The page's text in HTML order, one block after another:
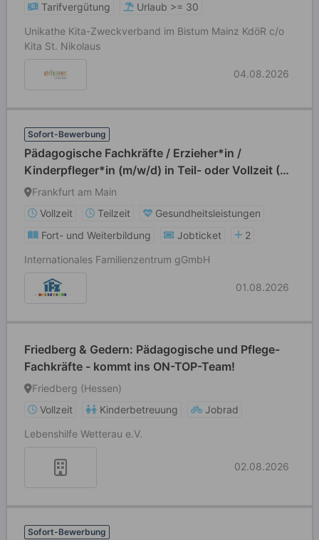
Tarifvergütung
Urlaub >= 30
Unikathe Kita-Zweckverband im Bistum Mainz KdöR c/o
Kita St. Nikolaus
04.08.2026
Sofort-Bewerbung
Pädagogische Fachkräfte / Erzieher*in /
Kinderpfleger*in (m/w/d) in Teil- oder Vollzeit (39
Std./Wo)
Frankfurt am Main
Vollzeit
Teilzeit
Gesundheitsleistungen
Fort- und Weiterbildung
Jobticket
2
Internationales Familienzentrum gGmbH
01.08.2026
Friedberg & Gedern: Pädagogische und Pflege-
Fachkräfte - kommt ins ON-TOP-Team!
Friedberg (Hessen)
Vollzeit
Kinderbetreuung
Jobrad
Lebenshilfe Wetterau e.V.
02.08.2026
Sofort-Bewerbung